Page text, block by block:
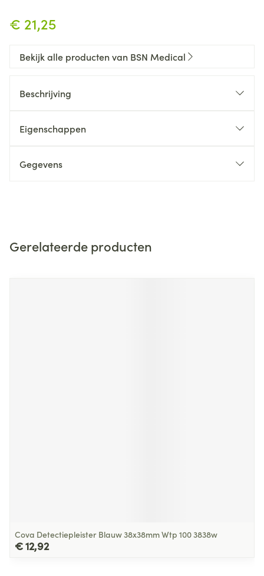
€ 21,25
Bekijk alle producten van BSN Medical
Beschrijving
Eigenschappen
Gegevens
Gerelateerde producten
Cova Detectiepleister Blauw 38x38mm Wtp 100 3838w
€ 12,92